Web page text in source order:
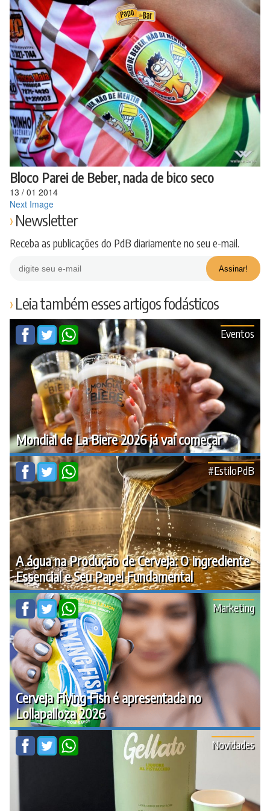
para
conteúdo
Bloco Parei de Beber, nada de bico seco
13 / 01 2014
Next Image
Newsletter
Receba as publicações do PdB diariamente no seu e-mail.
Leia também esses artigos fodásticos
Mondial de La Biere 2026 já vai começar
Eventos
A água na Produção de Cerveja: O Ingrediente
Essencial e Seu Papel Fundamental
#EstiloPdB
Cerveja Flying Fish é apresentada no
Lollapalloza 2026
Marketing
Novidades